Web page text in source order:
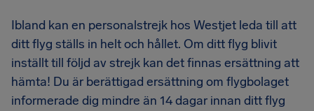
Ibland kan en personalstrejk hos Westjet leda till att
ditt flyg ställs in helt och hållet. Om ditt flyg blivit
inställt till följd av strejk kan det finnas ersättning att
hämta! Du är berättigad ersättning om flygbolaget
informerade dig mindre än 14 dagar innan ditt flyg